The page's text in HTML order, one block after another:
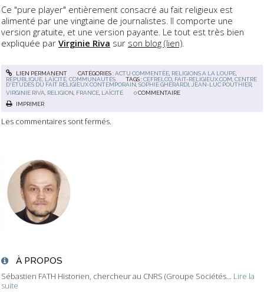
À PROPOS
Sébastien FATH Historien, chercheur au CNRS (Groupe Sociétés... Lire la
suite
Ce "pure player" entièrement consacré au fait religieux est
alimenté par une vingtaine de journalistes. Il comporte une
version gratuite, et une version payante. Le tout est très bien
expliquée par Virginie Riva sur son blog (lien).
LIEN PERMANENT CATÉGORIES :ACTU COMMENTÉE, RELIGIONS À LA LOUPE,
RÉPUBLIQUE, LAÏCITÉ, COMMUNAUTÉS
TAGS :CEFRELCO FAIT-RELIGIEUX.COM ,CENTRE
D'ÉTUDES DU FAIT RELIGIEUX CONTEMPORAIN ,SOPHIE GHERARDI JEAN-LUC POUTHIER
VIRGINIE RIVA RELIGION FRANCE LAÏCITÉ 0 COMMENTAIRE
IMPRIMER
Les commentaires sont fermés.